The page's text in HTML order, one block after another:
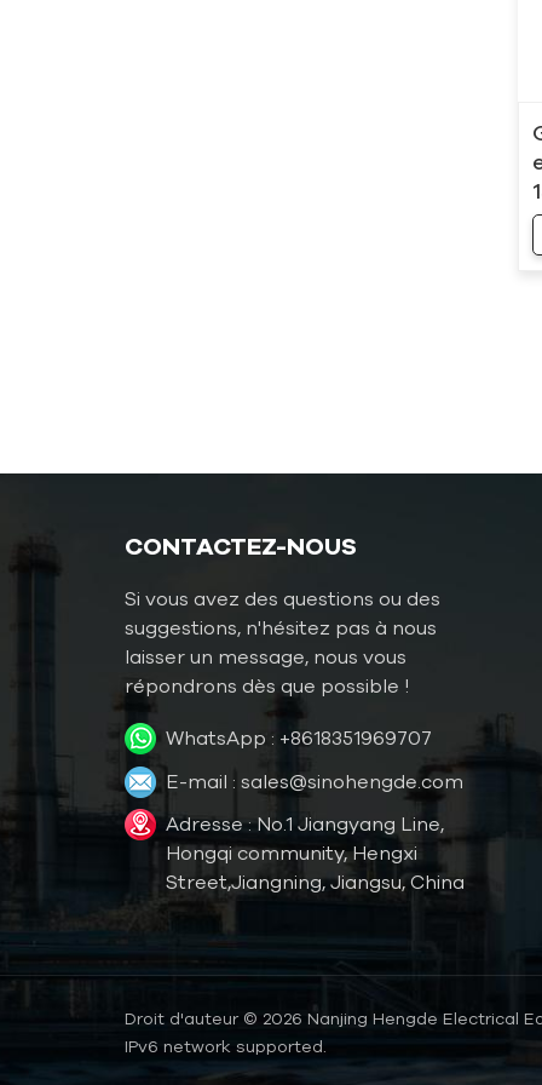
et 30 tonnes (HC-
par extrusion HC-
05W, 15 kW, 4
tonnes, 5 CV
Fabricant du
refroidisseur à vis à
compresseur de
360 ​​kW et 100
tonnes, refroidi par
air, HC-360AD
Groupe frigorifique
à eau de 1000 kW
presse
d'imprimerie HC-
à vis de 40 CV
refroidi à l'eau de
mer pour
CONTACTEZ-NOUS
Si vous avez des questions ou des
suggestions, n'hésitez pas à nous
laisser un message, nous vous
répondrons dès que possible !
WhatsApp : +8618351969707
E-mail :sales@sinohengde.com
Adresse : No.1 Jiangyang Line,
Hongqi community, Hengxi
Street,Jiangning, Jiangsu, China
Droit d'auteur © 2026 Nanjing Hengde Electrical
IPv6 network supported.